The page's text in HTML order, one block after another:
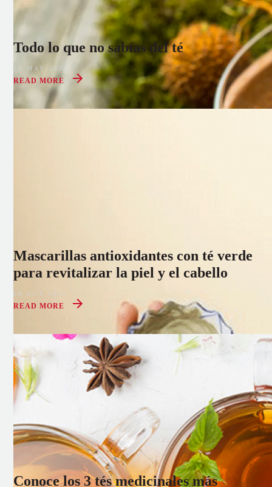
Todo lo que no sabías del té
23 MAY 2022
READ MORE
Mascarillas antioxidantes con té verde
para revitalizar la piel y el cabello
08 OCT 2021
READ MORE
Conoce los 3 tés medicinales más